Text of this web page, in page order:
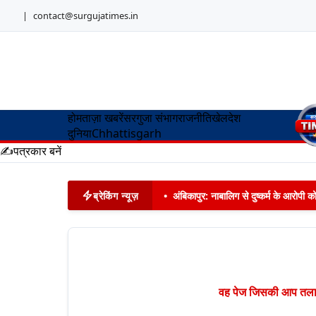
| contact@surgujatimes.in
होमताज़ा खबरेंसरगुजा संभागराजनीतिखेलदेश
दुनियाChhattisgarh
✍️पत्रकार बनें
ब्रेकिंग न्यूज़ • अंबिकापुर: नाबालिग से दुष्कर्म के आरोपी
वह पेज जिसकी आप